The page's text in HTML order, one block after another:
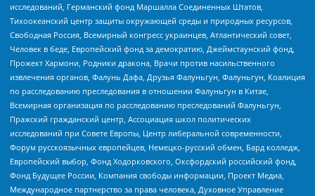
исследований, Германский фонд Маршалла Соединенных Штатов,
Тихоокеанский центр защиты окружающей среды и природных ресурсов,
Свободная Россия, Всемирный конгресс украинцев, Атлантический совет,
Человек в беде, Европейский фонд за демократию, Джеймстаунский фонд,
Прожект Хармони, Родники дракона, Врачи против насильственного
извлечения органов, Фалунь Дафа, Друзья Фалуньгун, Фалуньгун, Коалиция
по расследованию преследования в отношении Фалуньгун в Китае,
Всемирная организация по расследованию преследований Фалуньгун,
Пражский гражданский центр, Ассоциация школ политических
исследований при Совете Европы, Центр либеральной современности,
Форум русскоязычных европейцев, Немецко-русский обмен, Бард колледж,
Европейский выбор, Фонд Ходорковского, Оксфордский российский фонд,
Фонд Будущее России, Компания свободы информации, Проект Медиа,
Международное партнерство за права человека, Духовное Управление